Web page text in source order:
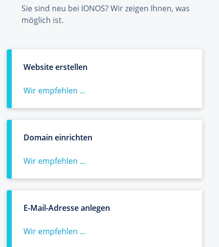
Sie sind neu bei IONOS? Wir zeigen Ihnen, was
möglich ist.
Website erstellen
Wir empfehlen ...
Domain einrichten
Wir empfehlen ...
E-Mail-Adresse anlegen
Wir empfehlen ...